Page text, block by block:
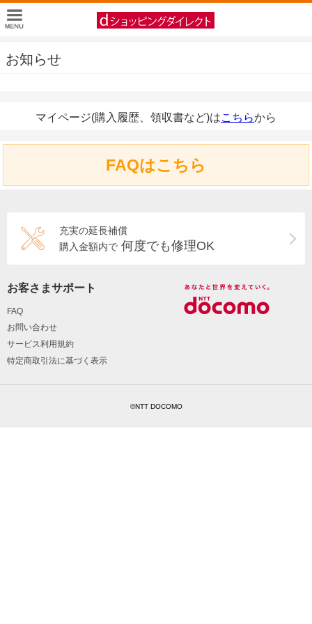
お知らせ
マイページ(購入履歴、領収書など)はこちらから
FAQはこちら
充実の延長補償
購入金額内で 何度でも修理OK
お客さまサポート
FAQ
お問い合わせ
サービス利用規約
特定商取引法に基づく表示
©NTT DOCOMO